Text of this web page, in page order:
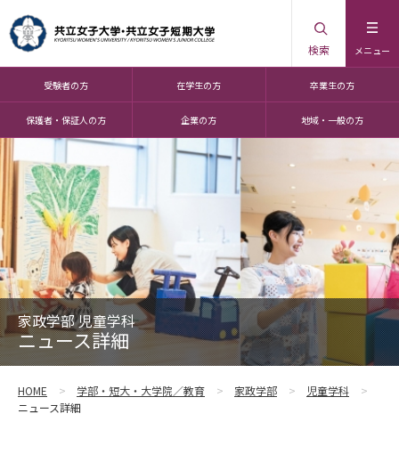
メニュー
検索
受験者の方 在学生の方 卒業生の方
保護者・保証人の方 企業の方 地域・一般の方
家政学部 児童学科
ニュース詳細
HOME 学部・短大・大学院／教育 家政学部
児童学科
ニュース詳細